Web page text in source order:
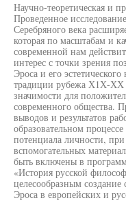
Научно-теоретическая и
Проведенное
Серебряного века
которая по масштабам и
современной нам
интерес с точки зрения
Эроса и его
традиции рубежа Х1Х-ХХ
значимости для
современного общества.
выводов и результатов
образовательном
потенциала личности,
вспомогательных
быть включены в
«История русской
целесообразным
Эроса в европейских и